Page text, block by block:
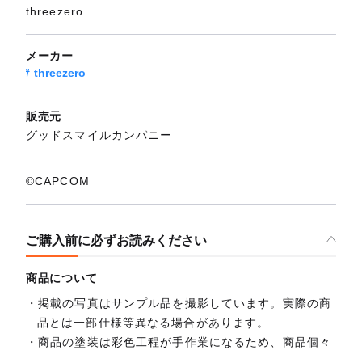
threezero
メーカー
threezero
販売元
グッドスマイルカンパニー
©CAPCOM
ご購入前に必ずお読みください
商品について
掲載の写真はサンプル品を撮影しています。実際の商
品とは一部仕様等異なる場合があります。
商品の塗装は彩色工程が手作業になるため、商品個々